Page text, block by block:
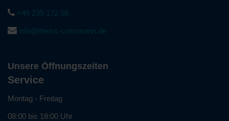
+49 235 172 56
info@theiss-cossmann.de
Unsere Öffnungszeiten
Service
Montag - Freitag
08:00 bis 18:00 Uhr